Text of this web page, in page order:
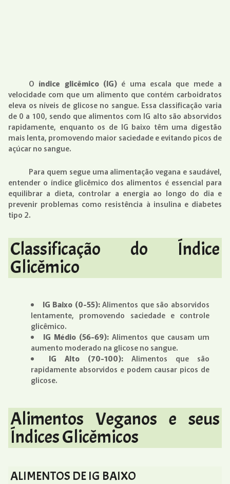
O índice glicêmico (IG) é uma escala que mede a
velocidade com que um alimento que contém carboidratos
eleva os níveis de glicose no sangue. Essa classificação varia
de 0 a 100, sendo que alimentos com IG alto são absorvidos
rapidamente, enquanto os de IG baixo têm uma digestão
mais lenta, promovendo maior saciedade e evitando picos de
açúcar no sangue.
Para quem segue uma alimentação vegana e saudável,
entender o índice glicêmico dos alimentos é essencial para
equilibrar a dieta, controlar a energia ao longo do dia e
prevenir problemas como resistência à insulina e diabetes
tipo 2.
Classificação do Índice
Glicêmico
IG Baixo (0-55):Alimentos que são absorvidos
lentamente, promovendo saciedade e controle
glicêmico.
IG Médio (56-69): Alimentos que causam um
aumento moderado na glicose no sangue.
IG Alto (70-100):Alimentos que são
rapidamente absorvidos e podem causar picos de
glicose.
Alimentos Veganos e seus
Índices Glicêmicos
ALIMENTOS DE IG BAIXO